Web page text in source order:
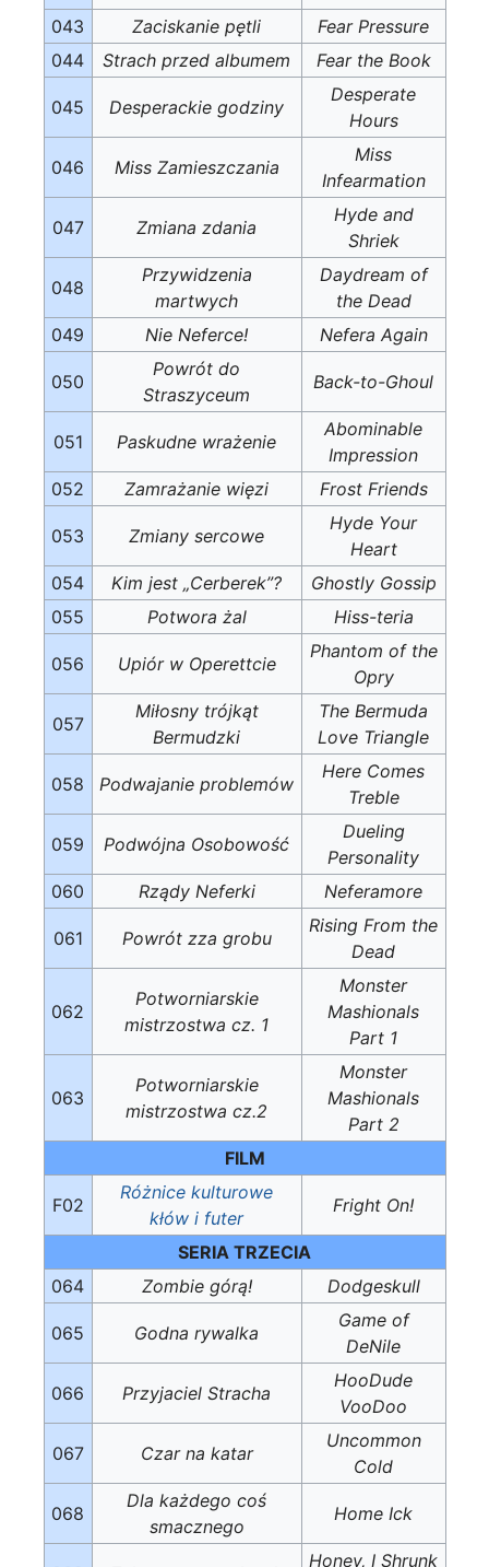
043
Zaciskanie pętli
Fear Pressure
044
Strach przed albumem Fear the Book
045 Desperackie godziny
Desperate
Hours
046 Miss Zamieszczania
Miss
Infearmation
047 Zmiana zdania
Hyde and
Shriek
048
Przywidzenia
martwych
Daydream of
the Dead
049
Nie Neferce! Nefera Again
050
Powrót do
Straszyceum
Back-to-Ghoul
051 Paskudne wrażenie
Abominable
Impression
052
Zamrażanie więzi Frost Friends
053 Zmiany sercowe
Hyde Your
Heart
054
Kim jest „Cerberek”?
Ghostly Gossip
055
Potwora żal Hiss-teria
056 Upiór w Operettcie
Phantom of the
Opry
057
Miłosny trójkąt
Bermudzki
The Bermuda
Love Triangle
058 Podwajanie problemów
Here Comes
Treble
059 Podwójna Osobowość
Dueling
Personality
060
Rządy Neferki Neferamore
061 Powrót zza grobu
Rising From the
Dead
062
Potworniarskie
mistrzostwa cz. 1
Monster
Mashionals
Part 1
063
Potworniarskie
mistrzostwa cz.2
Monster
Mashionals
Part 2
FILM
F02
Różnice kulturowe
kłów i futer
Fright On!
SERIA TRZECIA
064
Zombie górą! Dodgeskull
065 Godna rywalka
Game of
DeNile
066 Przyjaciel Stracha
HooDude
VooDoo
067 Czar na katar
Uncommon
Cold
068
Dla każdego coś
smacznego
Home Ick
Honey, I Shrunk